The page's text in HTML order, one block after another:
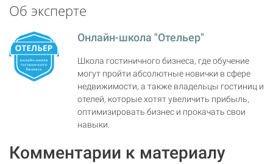
Об эксперте
Онлайн-школа "Отельер"
Школа гостиничного бизнеса, где обучение
могут пройти абсолютные новички в сфере
недвижимости, а также владельцы гостиниц и
отелей, которые хотят увеличить прибыль,
оптимизировать бизнес и прокачать свои
навыки.
Комментарии к материалу